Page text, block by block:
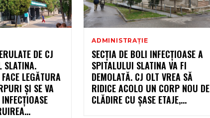
DE CJ
SLATINA.
LEGĂTURA
ȘI SE VA
ADMINISTRAȚIE
SECȚIA DE BOLI INFECȚIOASE A
SPITALULUI SLATINA VA FI
DEMOLATĂ. CJ OLT VREA SĂ
RIDICE ACOLO UN CORP NOU DE
CLĂDIRE CU ȘASE ETAJE,...